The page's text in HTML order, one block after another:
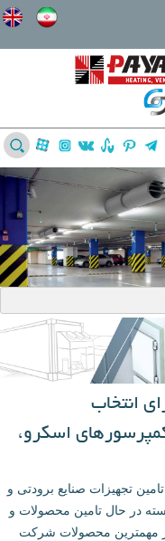
انتخاب
اسکرو،
تجهیزات صنایع برودتی و
در حال تامین محصولات و
مهمترین محصولات شرکت